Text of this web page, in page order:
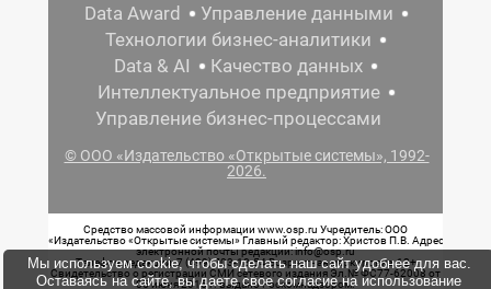
Data Award
Управление данными
Технологии бизнес-аналитики
Data & AI
Качество данных
Интеллектуальное предприятие
Управление бизнес-процессами
© ООО «Издательство «Открытые системы», 1992-
2026.
Средство массовой информации www.osp.ru Учредитель: ООО
«Издательство «Открытые системы» Главный редактор: Христов П.В. Адрес
электронной почты редакции: info@osp.ru
Телефон редакции: 7 (499) 703-18-54 Возрастная маркировка: 12+
Свидетельство о регистрации СМИ сетевого издания Эл.№ ФС77-62008 от
05 июня 2015 г. выдано Роскомнадзором.
Мы используем cookie, чтобы сделать наш сайт удобнее для вас.
Оставаясь на сайте, вы даете свое согласие на использование